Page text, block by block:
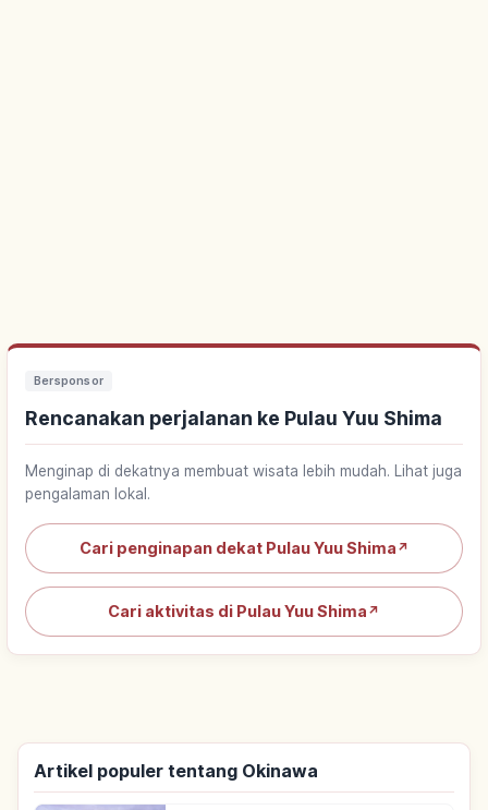
Bersponsor
Rencanakan perjalanan ke Pulau Yuu Shima
Menginap di dekatnya membuat wisata lebih mudah. Lihat juga
pengalaman lokal.
Cari penginapan dekat Pulau Yuu Shima ↗
Cari aktivitas di Pulau Yuu Shima ↗
Artikel populer tentang Okinawa